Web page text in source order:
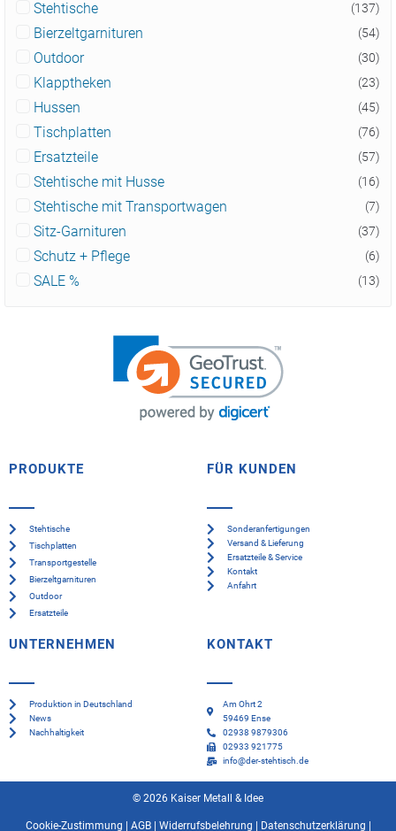
Stehtische (137)
Bierzeltgarnituren (54)
Outdoor (30)
Klapptheken (23)
Hussen (45)
Tischplatten (76)
Ersatzteile (57)
Stehtische mit Husse (16)
Stehtische mit Transportwagen (7)
Sitz-Garnituren (37)
Schutz + Pflege (6)
SALE % (13)
PRODUKTE
Stehtische
Tischplatten
Transportgestelle
Bierzeltgarnituren
Outdoor
Ersatzteile
FÜR KUNDEN
Sonderanfertigungen
Versand & Lieferung
Ersatzteile & Service
Kontakt
Anfahrt
UNTERNEHMEN
Produktion in Deutschland
News
Nachhaltigkeit
KONTAKT
Am Ohrt 2
59469 Ense
02938 9879306
02933 921775
info@der-stehtisch.de
© 2026 Kaiser Metall & Idee
Cookie-Zustimmung AGB| Widerrufsbelehrung Datenschutzerklärung